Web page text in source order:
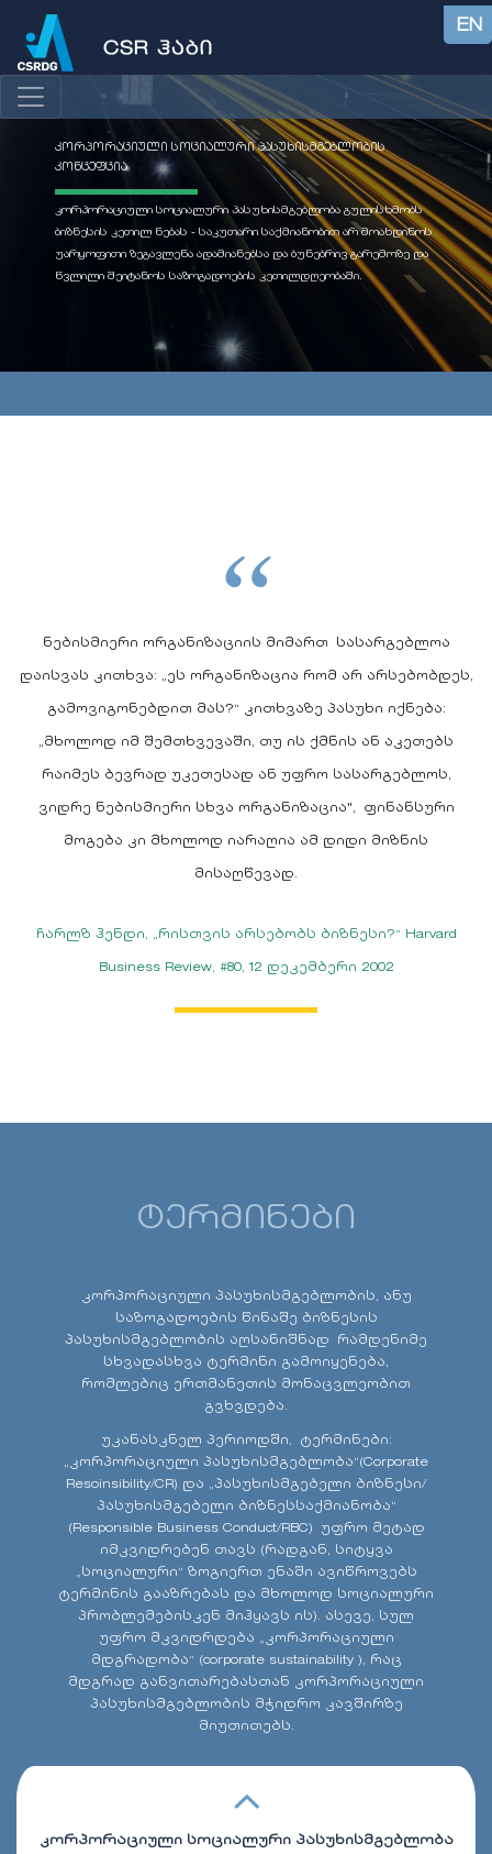
EN
კორპორაციული სოციალური პასუხისმგებლობის
კონცეფცია
კორპორაციული სოციალური პასუხისმგებლობა გულისხმობს
ბიზნესის კეთილ ნებას - საკუთარი საქმიანობით არ მოახდინოს
უარყოფითი ზეგავლენა ადამიანებსა და ბუნებრივ გარემოზე და
წვლილი შეიტანოს საზოგადოების კეთილდღეობაში.
“
ნებისმიერი ორგანიზაციის მიმართ სასარგებლოა
დაისვას კითხვა: „ეს ორგანიზაცია რომ არ არსებობდეს,
გამოვიგონებდით მას?“ კითხვაზე პასუხი იქნება:
„მხოლოდ იმ შემთხვევაში, თუ ის ქმნის ან აკეთებს
რაიმეს ბევრად უკეთესად ან უფრო სასარგებლოს,
ვიდრე ნებისმიერი სხვა ორგანიზაცია", ფინანსური
მოგება კი მხოლოდ იარაღია ამ დიდი მიზნის
მისაღწევად.
ჩარლზ ჰენდი, „რისთვის არსებობს ბიზნესი?“ Harvard
Business Review, #80, 12 დეკემბერი 2002
ტერმინები
კორპორაციული პასუხისმგებლობის, ანუ
საზოგადოების წინაშე ბიზნესის
პასუხისმგებლობის აღსანიშნად რამდენიმე
სხვადასხვა ტერმინი გამოიყენება,
რომლებიც ერთმანეთის მონაცვლეობით
გვხვდება.
უკანასკნელ პერიოდში, ტერმინები:
„კორპორაციული პასუხისმგებლობა“(Corporate
Resoinsibility/CR) და „პასუხისმგებელი ბიზნესი/
პასუხისმგებელი ბიზნესსაქმიანობა“
(Responsible Business Conduct/RBC) უფრო მეტად
იმკვიდრებენ თავს (რადგან, სიტყვა
„სოციალური“ ზოგიერთ ენაში ავიწროვებს
ტერმინის გააზრებას და მხოლოდ სოციალური
პრობლემებისკენ მიჰყავს ის). ასევე, სულ
უფრო მკვიდრდება „კორპორაციული
მდგრადობა“ (corporate sustainability ), რაც
მდგრად განვითარებასთან კორპორაციული
პასუხისმგებლობის მჭიდრო კავშირზე
მიუთითებს.
კორპორაციული სოციალური პასუხისმგებლობა